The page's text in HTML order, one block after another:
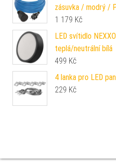
zásuvka / modrý /
1 179 Kč
LED svítidlo
teplá/neutrální bílá
499 Kč
4 lanka pro LED
229 Kč